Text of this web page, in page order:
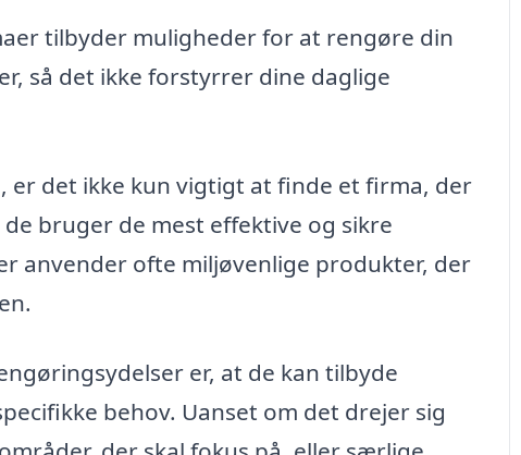
tilbyder muligheder for at rengøre din
så det ikke forstyrrer dine daglige
det ikke kun vigtigt at finde et firma, der
bruger de mest effektive og sikre
anvender ofte miljøvenlige produkter, der
er, at de kan tilbyde
behov. Uanset om det drejer sig